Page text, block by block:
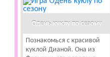
Одень куклу по сезону
Познакомься с красивой
куклой Дианой. Она из